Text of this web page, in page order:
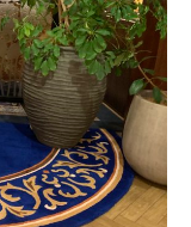
ブログ